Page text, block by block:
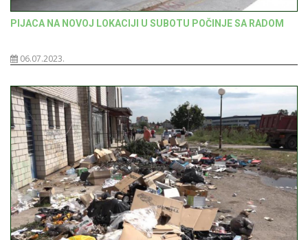
PIJACA NA NOVOJ LOKACIJI U SUBOTU POČINJE SA RADOM
06.07.2023.